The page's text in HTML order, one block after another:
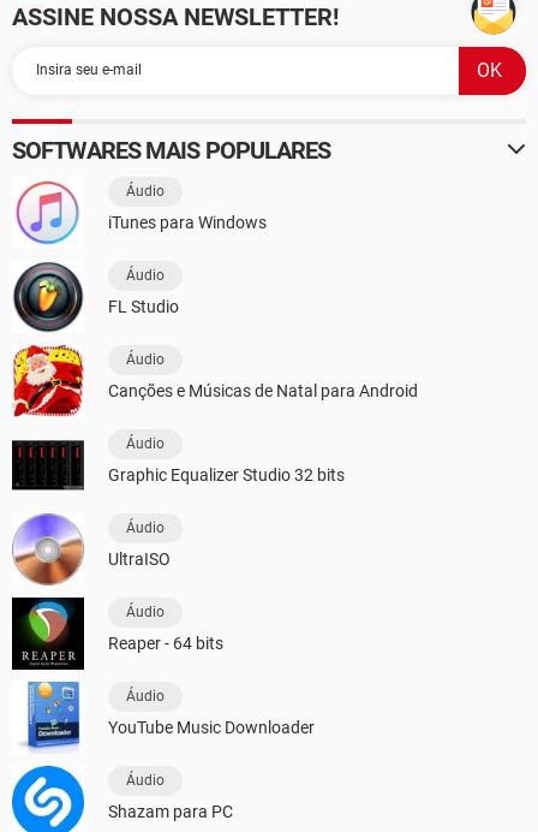
ASSINE NOSSA NEWSLETTER!
SOFTWARES MAIS POPULARES
Áudio
iTunes para Windows
Áudio
FL Studio
Áudio
Canções e Músicas de Natal para Android
Áudio
Graphic Equalizer Studio 32 bits
Áudio
UltraISO
Áudio
Reaper - 64 bits
Áudio
YouTube Music Downloader
Áudio
Shazam para PC